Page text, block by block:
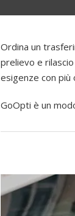
Ordina un
prelievo e
esigenze con
GoOpti è un